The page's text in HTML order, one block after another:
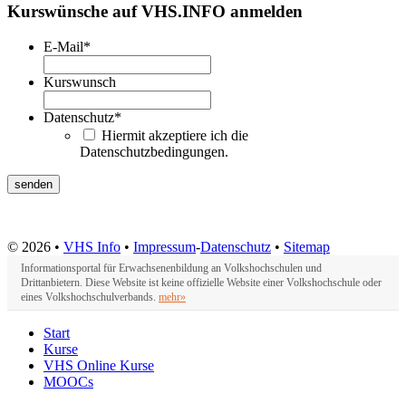
Kurswünsche auf VHS.INFO anmelden
E-Mail*
Kurswunsch
Datenschutz*
Hiermit akzeptiere ich die
Datenschutzbedingungen.
© 2026 • VHS Info • Impressum-Datenschutz • Sitemap
Informationsportal für Erwachsenenbildung an Volkshochschulen und
Drittanbietern. Diese Website ist keine offizielle Website einer Volkshochschule oder
eines Volkshochschulverbands. mehr»
Start
Kurse
VHS Online Kurse
MOOCs